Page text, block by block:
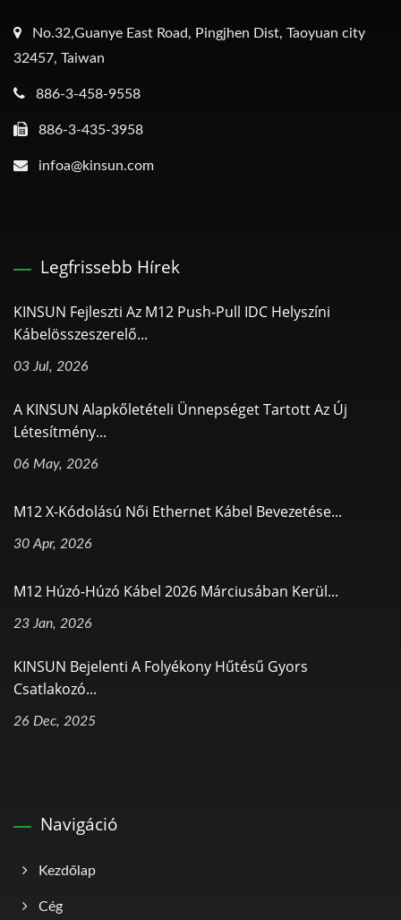
No.32,Guanye East Road, Pingjhen Dist, Taoyuan city
32457, Taiwan
886-3-458-9558
886-3-435-3958
infoa@kinsun.com
Legfrissebb Hírek
KINSUN Fejleszti Az M12 Push-Pull IDC Helyszíni
Kábelösszeszerelő...
03 Jul, 2026
A KINSUN Alapkőletételi Ünnepséget Tartott Az Új
Létesítmény...
06 May, 2026
M12 X-Kódolású Női Ethernet Kábel Bevezetése...
30 Apr, 2026
M12 Húzó-Húzó Kábel 2026 Márciusában Kerül...
23 Jan, 2026
KINSUN Bejelenti A Folyékony Hűtésű Gyors
Csatlakozó...
26 Dec, 2025
Navigáció
Kezdőlap
Cég